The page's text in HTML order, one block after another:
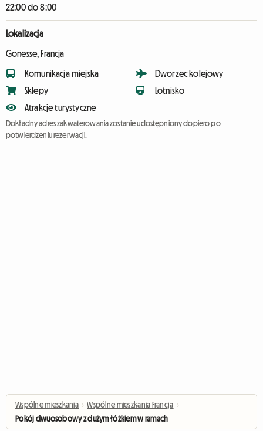
22:00 do 8:00
Lokalizacja
Gonesse, Francja
Komunikacja miejska
Sklepy
Atrakcje turystyczne
Dworzec kolejowy
Lotnisko
Dokładny adres zakwaterowania zostanie udostępniony dopiero po
potwierdzeniu rezerwacji.
Wspólne mieszkania › Wspólne mieszkania Francja ›
Pokój dwuosobowy z dużym łóżkiem w ramach homestay